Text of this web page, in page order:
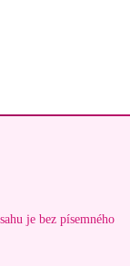
je bez písemného